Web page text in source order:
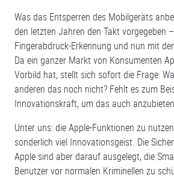
Was das Entsperren des Mobilgeräts
den letzten Jahren den Takt vorgegeben
Fingerabdruck-Erkennung und nun mit
Da ein ganzer Markt von Konsumenten
Vorbild hat, stellt sich sofort die Frage:
anderen das noch nicht? Fehlt es zum
Innovationskraft, um das auch
Unter uns: die Apple-Funktionen zu
sonderlich viel Innovationsgeist. Die
Apple sind aber darauf ausgelegt, die
Benutzer vor normalen Kriminellen zu